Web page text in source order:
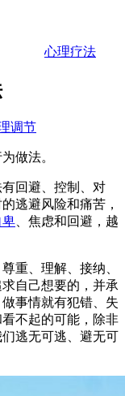
心理疗法
调节
做法。
回避、控制、对
逃避风险和痛苦，
卑 、焦虑和回避，越
重、理解、接纳、
自己想要的，并承
事情就有犯错、失
不起的可能，除非
逃无可逃、避无可